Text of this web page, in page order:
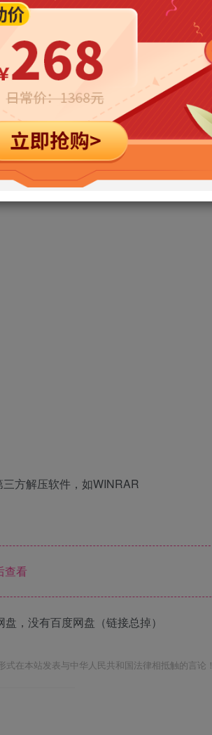
立即购买
您当前未登录！建议登陆后购买，可保存购买订单
方解压软件，如WINRAR
查看
，没有百度网盘（链接总掉）
在本站发表与中华人民共和国法律相抵触的言论！